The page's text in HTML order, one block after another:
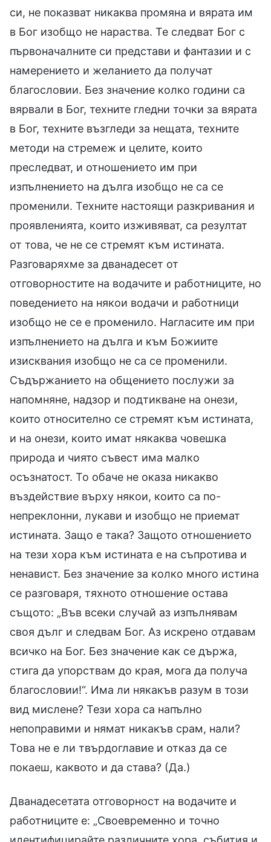
си, не показват никаква промяна и вярата им
в Бог изобщо не нараства. Те следват Бог с
първоначалните си представи и фантазии и с
намерението и желанието да получат
благословии. Без значение колко години са
вярвали в Бог, техните гледни точки за вярата
в Бог, техните възгледи за нещата, техните
методи на стремеж и целите, които
преследват, и отношението им при
изпълнението на дълга изобщо не са се
променили. Техните настоящи разкривания и
проявленията, които изживяват, са резултат
от това, че не се стремят към истината.
Разговаряхме за дванадесет от
отговорностите на водачите и работниците, но
поведението на някои водачи и работници
изобщо не се е променило. Нагласите им при
изпълнението на дълга и към Божиите
изисквания изобщо не са се променили.
Съдържанието на общението послужи за
напомняне, надзор и подтикване на онези,
които относително се стремят към истината,
и на онези, които имат някаква човешка
природа и чиято съвест има малко
осъзнатост. То обаче не оказа никакво
въздействие върху някои, които са по-
непреклонни, лукави и изобщо не приемат
истината. Защо е така? Защото отношението
на тези хора към истината е на съпротива и
ненавист. Без значение за колко много истина
се разговаря, тяхното отношение остава
същото: „Във всеки случай аз изпълнявам
своя дълг и следвам Бог. Аз искрено отдавам
всичко на Бог. Без значение как се държа,
стига да упорствам до края, мога да получа
благословии!“. Има ли някакъв разум в този
вид мислене? Тези хора са напълно
непоправими и нямат никакъв срам, нали?
Това не е ли твърдоглавие и отказ да се
покаеш, каквото и да става? (Да.)
Дванадесетата отговорност на водачите и
работниците е: „Своевременно и точно